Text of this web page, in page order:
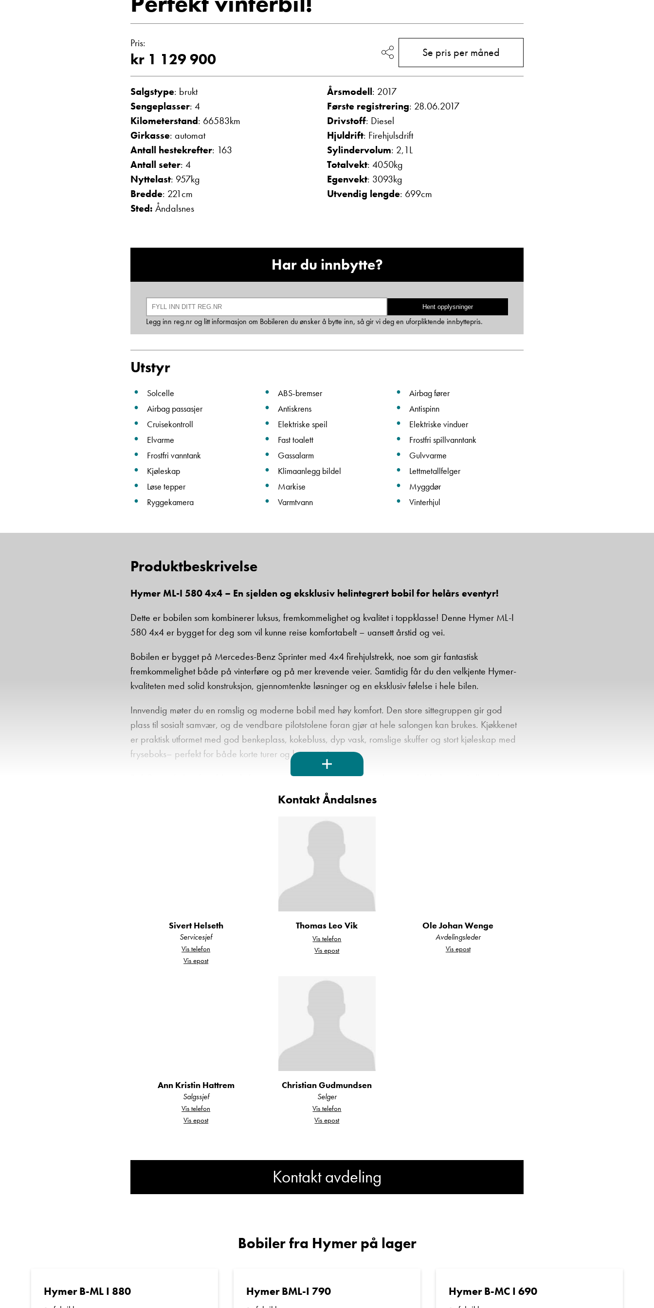
Vis telefon
Vis epost
Vis epost
Vis epost
Einar Fylling Frode Hoff Lund
Daglig leder
Vis telefon
Vis epost
Lurer du på noe? Spør!
Hva gjelder det?
Personvernerklæring
Ta kontakt
Pris:
kr 1 129 900 Se pris per måned
Salgstype: brukt Årsmodell: 2017
Sengeplasser: 4 Første registrering: 28.06.2017
Kilometerstand: 66583km Drivstoff: Diesel
Girkasse: automat Hjuldrift: Firehjulsdrift
Antall hestekrefter: 163 Sylindervolum: 2,1L
Antall seter: 4 Totalvekt: 4050kg
Nyttelast: 957kg Egenvekt: 3093kg
Bredde: 221cm Utvendig lengde: 699cm
Sted: Åndalsnes
Har du innbytte?
Hent opplysninger
Legg inn reg.nr og litt informasjon om Bobileren du ønsker å bytte inn, så gir vi deg en uforpliktende innbyttepris.
Utstyr
Solcelle ABS-bremser
Airbag fører
Airbag passasjer
Antiskrens
Antispinn
Cruisekontroll
Elektriske speil
Elektriske vinduer
Elvarme
Fast toalett
Frostfri spillvanntank
Frostfri vanntank
Gassalarm
Gulvvarme
Kjøleskap
Klimaanlegg bildel
Lettmetallfelger
Løse tepper
Markise
Myggdør
Ryggekamera
Varmtvann Vinterhjul
Produktbeskrivelse
Hymer ML-I 580 4x4 – En sjelden og eksklusiv helintegrert bobil for helårs eventyr!
Dette er bobilen som kombinerer luksus, fremkommelighet og kvalitet i toppklasse! Denne Hymer ML-I
580 4x4 er bygget for deg som vil kunne reise komfortabelt – uansett årstid og vei.
Bobilen er bygget på Mercedes-Benz Sprinter med 4x4 firehjulstrekk, noe som gir fantastisk
fremkommelighet både på vinterføre og på mer krevende veier. Samtidig får du den velkjente Hymer-
kvaliteten med solid konstruksjon, gjennomtenkte løsninger og en eksklusiv følelse i hele bilen.
Innvendig møter du en romslig og moderne bobil med høy komfort. Den store sittegruppen gir god
plass til sosialt samvær, og de vendbare pilotstolene foran gjør at hele salongen kan brukes. Kjøkkenet
er praktisk utformet med god benkeplass, kokebluss, dyp vask, romslige skuffer og stort kjøleskap med
fryseboks– perfekt for både korte turer og lengre reiser.
Bak finner du komfortable enkeltsenger som enkelt kan gjøres om til en stor dobbeltseng. I tillegg har
bilen en praktisk senkeseng over førerplassen som gir ekstra soveplasser uten å ta opp gulvplass.
Denne modellen er også svært godt egnet for helårsbruk. Hymer sin PUAL-konstruksjon gir svært god
isolasjon, og sammen med effektiv varme får du en bobil som fungerer like godt på vintertur i fjellet som
Mercedes-Benz Sprinter chassis
Helintegrert premium bobil
Senkeseng foran
Kontakt Åndalsnes
Sivert Helseth
Servicesjef
Vis telefon
Vis epost
Thomas Leo Vik
Vis telefon
Vis epost
Ole Johan Wenge
Avdelingsleder
Vis epost
Ann Kristin Hattrem
Salgssjef
Vis telefon
Vis epost
Christian Gudmundsen
Selger
Vis telefon
Vis epost
Kontakt avdeling
MLI 580 4X4?
Bobiler fra Hymer på lager
Hymer B-ML I 880 Hymer BML-I 790 Hymer B-MC I 690